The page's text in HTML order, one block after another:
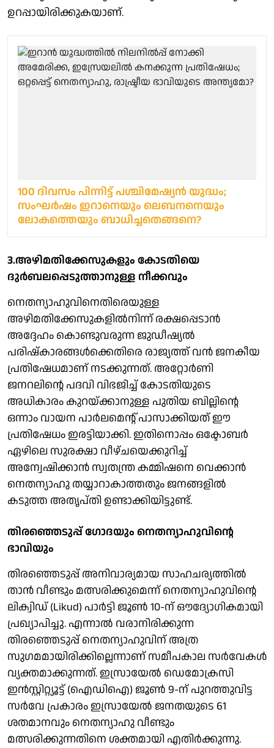
ഉറപ്പായിരിക്കുകയാണ്.
100 ദിവസം പിന്നിട്ട് പശ്ചിമേഷ്യന്‍ യുദ്ധം;
സംഘര്‍ഷം ഇറാനെയും ലെബനനെയും
ലോകത്തെയും ബാധിച്ചതെങ്ങനെ?
3.അഴിമതിക്കേസുകളും കോടതിയെ
ദുർബലപ്പെടുത്താനുള്ള നീക്കവും
നെതന്യാഹുവിനെതിരെയുള്ള
അഴിമതിക്കേസുകളിൽനിന്ന് രക്ഷപ്പെടാൻ
അദ്ദേഹം കൊണ്ടുവരുന്ന ജുഡീഷ്യൽ
പരിഷ്കാരങ്ങൾക്കെതിരെ രാജ്യത്ത് വൻ ജനകീയ
പ്രതിഷേധമാണ് നടക്കുന്നത്. അറ്റോർണി
ജനറലിന്റെ പദവി വിഭജിച്ച് കോടതിയുടെ
അധികാരം കുറയ്ക്കാനുള്ള പുതിയ ബില്ലിന്റെ
ഒന്നാം വായന പാർലമെന്റ് പാസാക്കിയത് ഈ
പ്രതിഷേധം ഇരട്ടിയാക്കി. ഇതിനൊപ്പം ഒക്ടോബർ
ഏഴിലെ സുരക്ഷാ വീഴ്ചയെക്കുറിച്ച്
അന്വേഷിക്കാൻ സ്വതന്ത്ര കമ്മിഷനെ വെക്കാൻ
നെതന്യാഹു തയ്യാറാകാത്തതും ജനങ്ങളിൽ
കടുത്ത അതൃപ്തി ഉണ്ടാക്കിയിട്ടുണ്ട്.
തിരഞ്ഞെടുപ്പ് ഗോദയും നെതന്യാഹുവിന്റെ
ഭാവിയും
തിരഞ്ഞെടുപ്പ് അനിവാര്യമായ സാഹചര്യത്തിൽ
താൻ വീണ്ടും മത്സരിക്കുമെന്ന് നെതന്യാഹുവിന്റെ
ലിക്വിഡ് (Likud) പാർട്ടി ജൂൺ 10-ന് ഔദ്യോഗികമായി
പ്രഖ്യാപിച്ചു. എന്നാൽ വരാനിരിക്കുന്ന
തിരഞ്ഞെടുപ്പ് നെതന്യാഹുവിന് അത്ര
സുഗമമായിരിക്കില്ലെന്നാണ് സമീപകാല സർവേകൾ
വ്യക്തമാക്കുന്നത്. ഇസ്രായേൽ ഡെമോക്രസി
ഇൻസ്റ്റിറ്റ്യൂട്ട് (ഐഡിഐ) ജൂൺ 9-ന് പുറത്തുവിട്ട
സർവേ പ്രകാരം ഇസ്രായേൽ ജനതയുടെ 61
ശതമാനവും നെതന്യാഹു വീണ്ടും
മത്സരിക്കുന്നതിനെ ശക്തമായി എതിർക്കുന്നു.